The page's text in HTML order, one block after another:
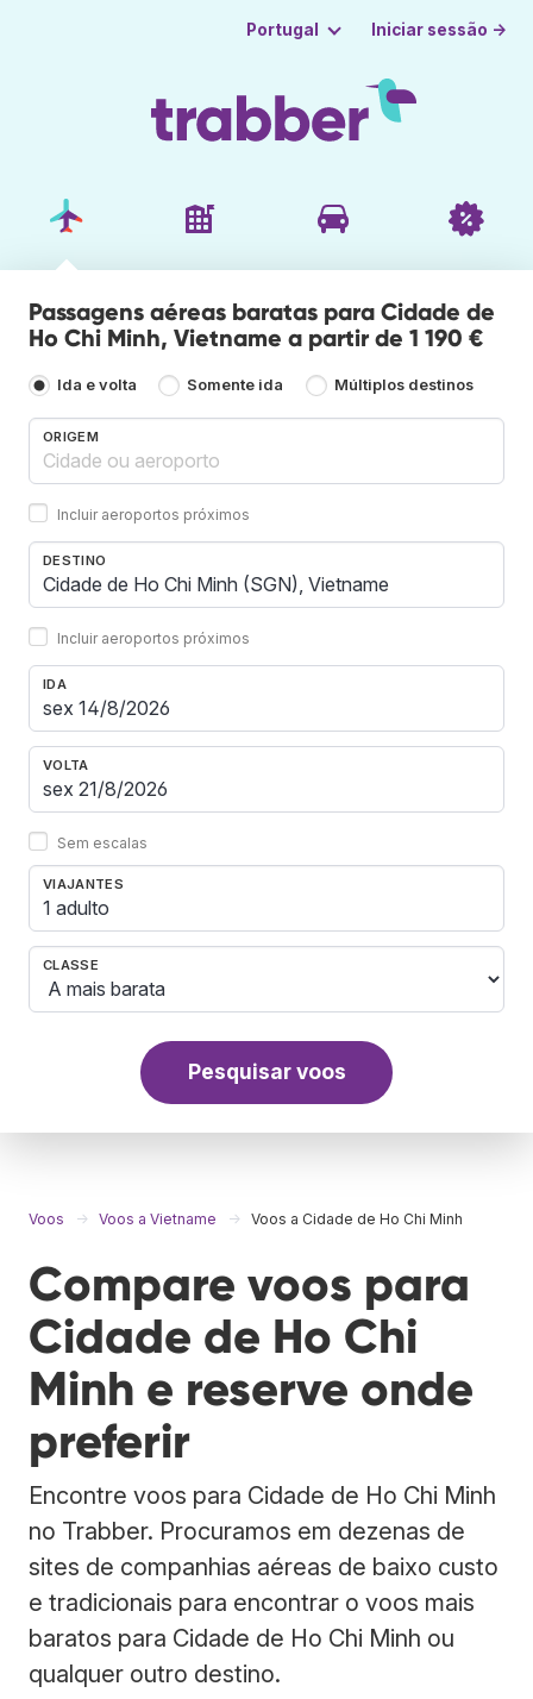
Portugal Iniciar sessão →
Passagens aéreas baratas para Cidade de
Ho Chi Minh, Vietname a partir de 1 190 €
Ida e volta Somente ida Múltiplos destinos
ORIGEM
Incluir aeroportos próximos
DESTINO
Incluir aeroportos próximos
IDA
VOLTA
Sem escalas
VIAJANTES
1 adulto
CLASSE
Pesquisar voos
Voos Voos a Vietname Voos a Cidade de Ho Chi Minh
Compare voos para
Cidade de Ho Chi
Minh e reserve onde
preferir
Encontre voos para Cidade de Ho Chi Minh
no Trabber. Procuramos em dezenas de
sites de companhias aéreas de baixo custo
e tradicionais para encontrar o voos mais
baratos para Cidade de Ho Chi Minh ou
qualquer outro destino.